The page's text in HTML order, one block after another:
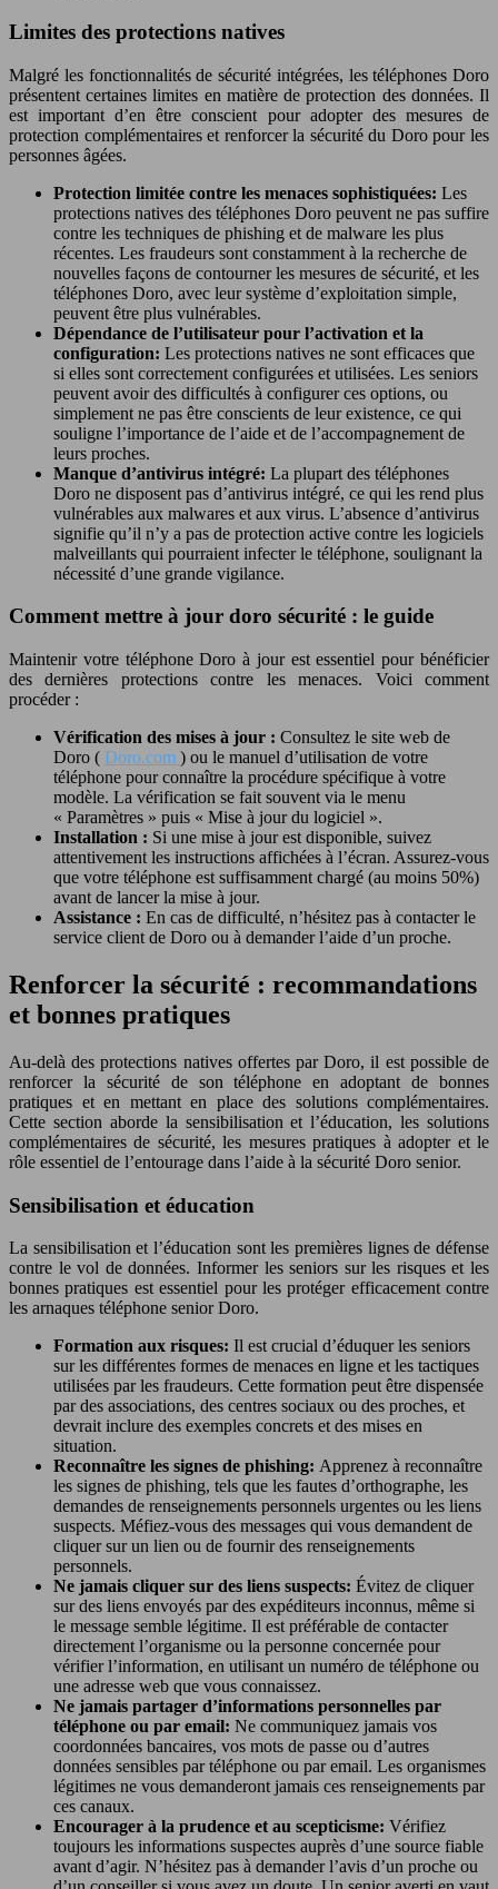
Limites des protections natives
Malgré les fonctionnalités de sécurité intégrées, les téléphones Doro
présentent certaines limites en matière de protection des données. Il
est important d’en être conscient pour adopter des mesures de
protection complémentaires et renforcer la sécurité du Doro pour les
personnes âgées.
Protection limitée contre les menaces sophistiquées: Les
protections natives des téléphones Doro peuvent ne pas suffire
contre les techniques de phishing et de malware les plus
récentes. Les fraudeurs sont constamment à la recherche de
nouvelles façons de contourner les mesures de sécurité, et les
téléphones Doro, avec leur système d’exploitation simple,
peuvent être plus vulnérables.
Dépendance de l’utilisateur pour l’activation et la
configuration: Les protections natives ne sont efficaces que
si elles sont correctement configurées et utilisées. Les seniors
peuvent avoir des difficultés à configurer ces options, ou
simplement ne pas être conscients de leur existence, ce qui
souligne l’importance de l’aide et de l’accompagnement de
leurs proches.
Manque d’antivirus intégré: La plupart des téléphones
Doro ne disposent pas d’antivirus intégré, ce qui les rend plus
vulnérables aux malwares et aux virus. L’absence d’antivirus
signifie qu’il n’y a pas de protection active contre les logiciels
malveillants qui pourraient infecter le téléphone, soulignant la
nécessité d’une grande vigilance.
Comment mettre à jour doro sécurité : le guide
Maintenir votre téléphone Doro à jour est essentiel pour bénéficier
des dernières protections contre les menaces. Voici comment
procéder :
Vérification des mises à jour : Consultez le site web de
Doro ( Doro.com ) ou le manuel d’utilisation de votre
téléphone pour connaître la procédure spécifique à votre
modèle. La vérification se fait souvent via le menu
« Paramètres » puis « Mise à jour du logiciel ».
Installation : Si une mise à jour est disponible, suivez
attentivement les instructions affichées à l’écran. Assurez-vous
que votre téléphone est suffisamment chargé (au moins 50%)
avant de lancer la mise à jour.
Assistance : En cas de difficulté, n’hésitez pas à contacter le
service client de Doro ou à demander l’aide d’un proche.
Renforcer la sécurité : recommandations
et bonnes pratiques
Au-delà des protections natives offertes par Doro, il est possible de
renforcer la sécurité de son téléphone en adoptant de bonnes
pratiques et en mettant en place des solutions complémentaires.
Cette section aborde la sensibilisation et l’éducation, les solutions
complémentaires de sécurité, les mesures pratiques à adopter et le
rôle essentiel de l’entourage dans l’aide à la sécurité Doro senior.
Sensibilisation et éducation
La sensibilisation et l’éducation sont les premières lignes de défense
contre le vol de données. Informer les seniors sur les risques et les
bonnes pratiques est essentiel pour les protéger efficacement contre
les arnaques téléphone senior Doro.
Formation aux risques: Il est crucial d’éduquer les seniors
sur les différentes formes de menaces en ligne et les tactiques
utilisées par les fraudeurs. Cette formation peut être dispensée
par des associations, des centres sociaux ou des proches, et
devrait inclure des exemples concrets et des mises en
situation.
Reconnaître les signes de phishing: Apprenez à reconnaître
les signes de phishing, tels que les fautes d’orthographe, les
demandes de renseignements personnels urgentes ou les liens
suspects. Méfiez-vous des messages qui vous demandent de
cliquer sur un lien ou de fournir des renseignements
personnels.
Ne jamais cliquer sur des liens suspects: Évitez de cliquer
sur des liens envoyés par des expéditeurs inconnus, même si
le message semble légitime. Il est préférable de contacter
directement l’organisme ou la personne concernée pour
vérifier l’information, en utilisant un numéro de téléphone ou
une adresse web que vous connaissez.
Ne jamais partager d’informations personnelles par
téléphone ou par email: Ne communiquez jamais vos
coordonnées bancaires, vos mots de passe ou d’autres
données sensibles par téléphone ou par email. Les organismes
légitimes ne vous demanderont jamais ces renseignements par
ces canaux.
Encourager à la prudence et au scepticisme: Vérifiez
toujours les informations suspectes auprès d’une source fiable
avant d’agir. N’hésitez pas à demander l’avis d’un proche ou